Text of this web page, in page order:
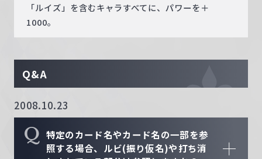
「ルイズ」を含むキャラすべてに、パワーを＋
1000。
Q&A
2008.10.23
Q 特定のカード名やカード名の一部を参
照する場合、ルビ(振り仮名)や打ち消